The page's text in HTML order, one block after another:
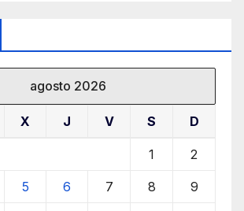
agosto 2026
X J V S D
1 2
5 6 7 8 9